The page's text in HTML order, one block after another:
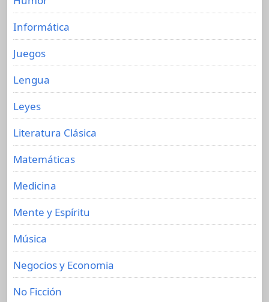
Informática
Juegos
Lengua
Leyes
Literatura Clásica
Matemáticas
Medicina
Mente y Espíritu
Música
Negocios y Economia
No Ficción